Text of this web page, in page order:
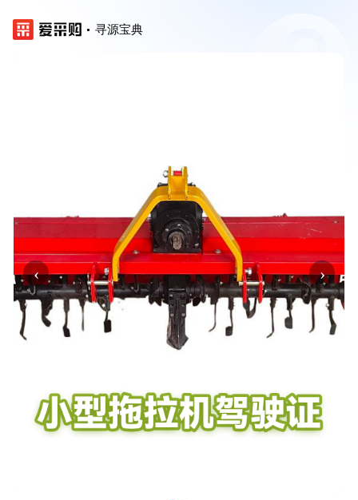
寻源宝典
‹ ›